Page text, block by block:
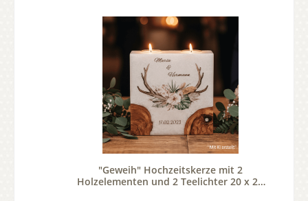
"Geweih" Hochzeitskerze mit 2
Holzelementen und 2 Teelichter 20 x 20